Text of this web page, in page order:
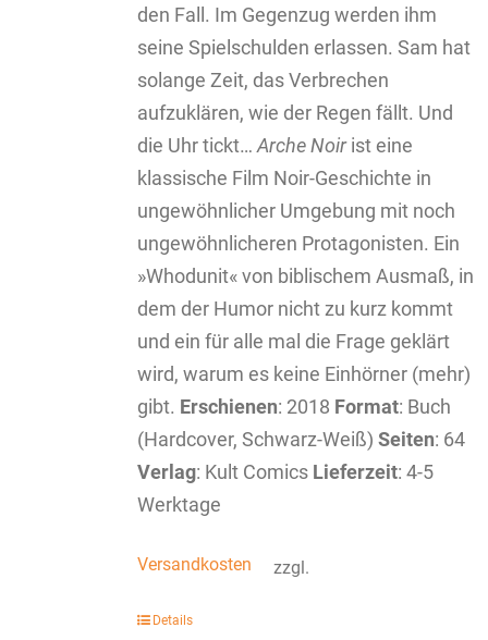
den Fall. Im Gegenzug ­werden ihm
seine Spielschulden erlassen. Sam hat
solange Zeit, das Verbrechen
aufzuklären, wie der Regen fällt. Und
die Uhr tickt… Arche Noirist eine
klassische Film Noir-Geschichte in
ungewöhnlicher Umgebung mit noch
ungewöhnlicheren Protagonisten. Ein
»Whodunit« von biblischem Ausmaß, in
dem der Humor nicht zu kurz kommt
und ein für alle mal die Frage geklärt
wird, warum es keine Einhörner (mehr)
gibt. Erschienen: 2018 Format: Buch
(Hardcover, Schwarz-Weiß) Seiten: 64
Verlag: Kult Comics Lieferzeit: 4-5
Werktage
zzgl.
Versandkosten
Details